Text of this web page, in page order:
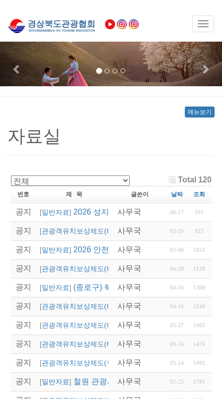
Previous
메뉴보기
자료실
Total 120
번호 제 목 글쓴이 날짜 조회
공지 [일반자료] 2026 성지혜윰길 파트너 여행사 선정 모집
사무국 06-17 591
공지 [관광객유치보상제도(타 시,도)] 2026 경상남도 관광객
사무국 05-20 923
공지 [일반자료] 2026 안전여행상품선정 접수
사무국 05-08 1052
공지 [관광객유치보상제도(타 시,도)] 2026년 상반기 대전광
사무국 04-28 1138
공지 [일반자료] (종로구) 북촌 특별관리지역 전세버스 통
사무국 04-16 1308
공지 [관광객유치보상제도(타 시,도)] 2026년 달성군 파크골
사무국 04-16 1249
공지 [관광객유치보상제도(타 시,도)] 2026년 상반기 울산광
사무국 03-27 1483
공지 [관광객유치보상제도(타 시,도)] '2026 열린 여행상품 공
사무국 03-24 1476
공지 [관광객유치보상제도(우리지역)] 2026년 영주시 전담여
사무국 03-24 1492
공지 [일반자료] 철원 관광시설 임시 폐쇄 안내
사무국 02-25 1781